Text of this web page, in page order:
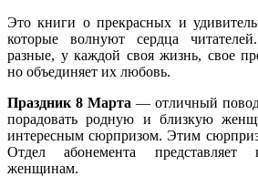
Это книги о прекрасных и
которые волнуют сердца
разные, у каждой своя жизнь, свое
но объединяет их любовь.
Праздник 8 Марта — отличный
порадовать родную и близкую
интересным сюрпризом. Этим
Отдел абонемента представляет
женщинам.